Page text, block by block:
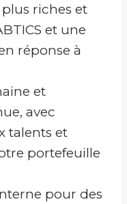
riches et
et une
réponse à
et
avec
talents et
portefeuille
pour des